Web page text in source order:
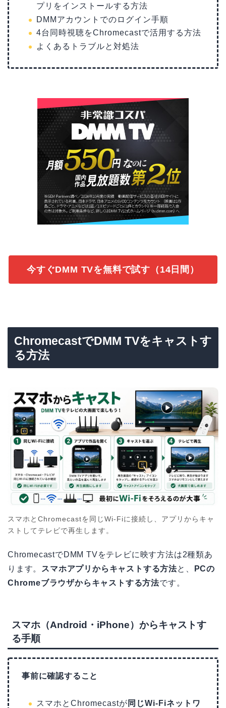
プリをインストールする方法
DMMアカウントでのログイン手順
4台同時視聴をChromecastで活用する方法
よくあるトラブルと対処法
今すぐDMM TVを無料で試す（14日間）
ChromecastでDMM TVをキャストす
る方法
スマホとChromecastを同じWi-Fiに接続し、アプリからキャ
ストしてテレビで再生します。
ChromecastでDMM TVをテレビに映す方法は2種類あ
ります。
スマホアプリからキャストする方法と、
PCの
Chromeブラウザからキャストする方法です。
スマホ（Android・iPhone）からキャストす
る手順
事前に確認すること
スマホとChromecastが 同じWi-Fiネットワ